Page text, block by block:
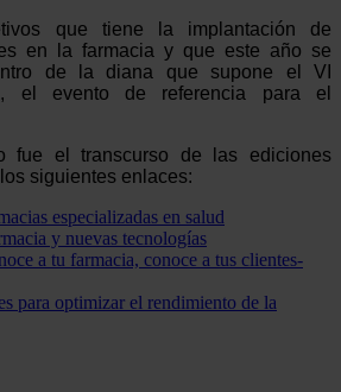
que tiene la implantación de
en la farmacia y que este año se
de la diana que supone el VI
el evento de referencia para el
fue el transcurso de las ediciones
siguientes enlaces:
especializadas en salud
y nuevas tecnologías
a tu farmacia, conoce a tus clientes-
para optimizar el rendimiento de la